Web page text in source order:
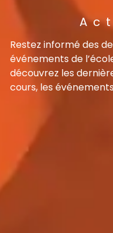
Restez informé des
événements de
découvrez les
cours, les